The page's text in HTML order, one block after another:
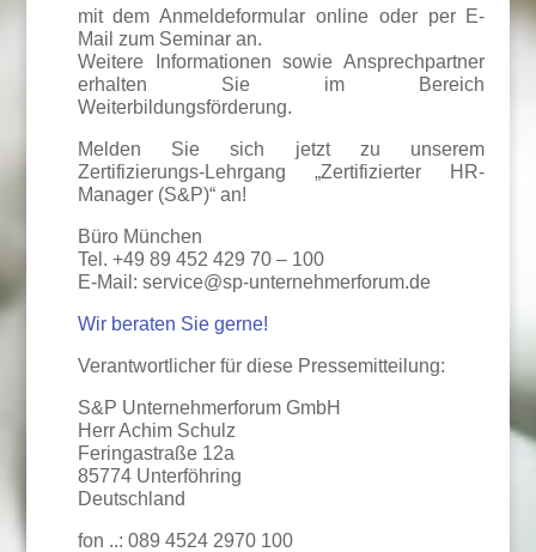
mit dem Anmeldeformular online oder per E-
Mail zum Seminar an.
Weitere Informationen sowie Ansprechpartner
erhalten Sie im Bereich
Weiterbildungsförderung.
Melden Sie sich jetzt zu unserem
Zertifizierungs-Lehrgang „Zertifizierter HR-
Manager (S&P)“ an!
Büro München
Tel. +49 89 452 429 70 – 100
E-Mail: service@sp-unternehmerforum.de
Wir beraten Sie gerne!
Verantwortlicher für diese Pressemitteilung:
S&P Unternehmerforum GmbH
Herr Achim Schulz
Feringastraße 12a
85774 Unterföhring
Deutschland
fon ..: 089 4524 2970 100